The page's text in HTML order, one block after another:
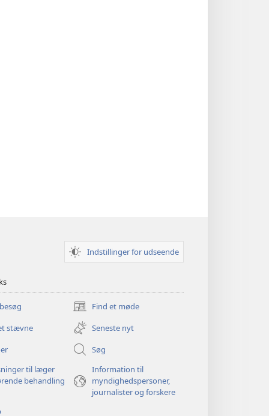
Indstillinger for udseende
Find et møde
(åbner
nyt
vindue)
stævne
Seneste nyt
Søg
til læger
behandling
Information til
myndighedspersoner,
journalister og forskere